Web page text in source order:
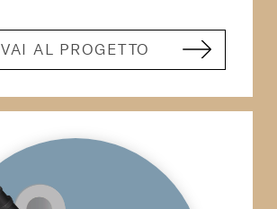
VAI AL PROGETTO